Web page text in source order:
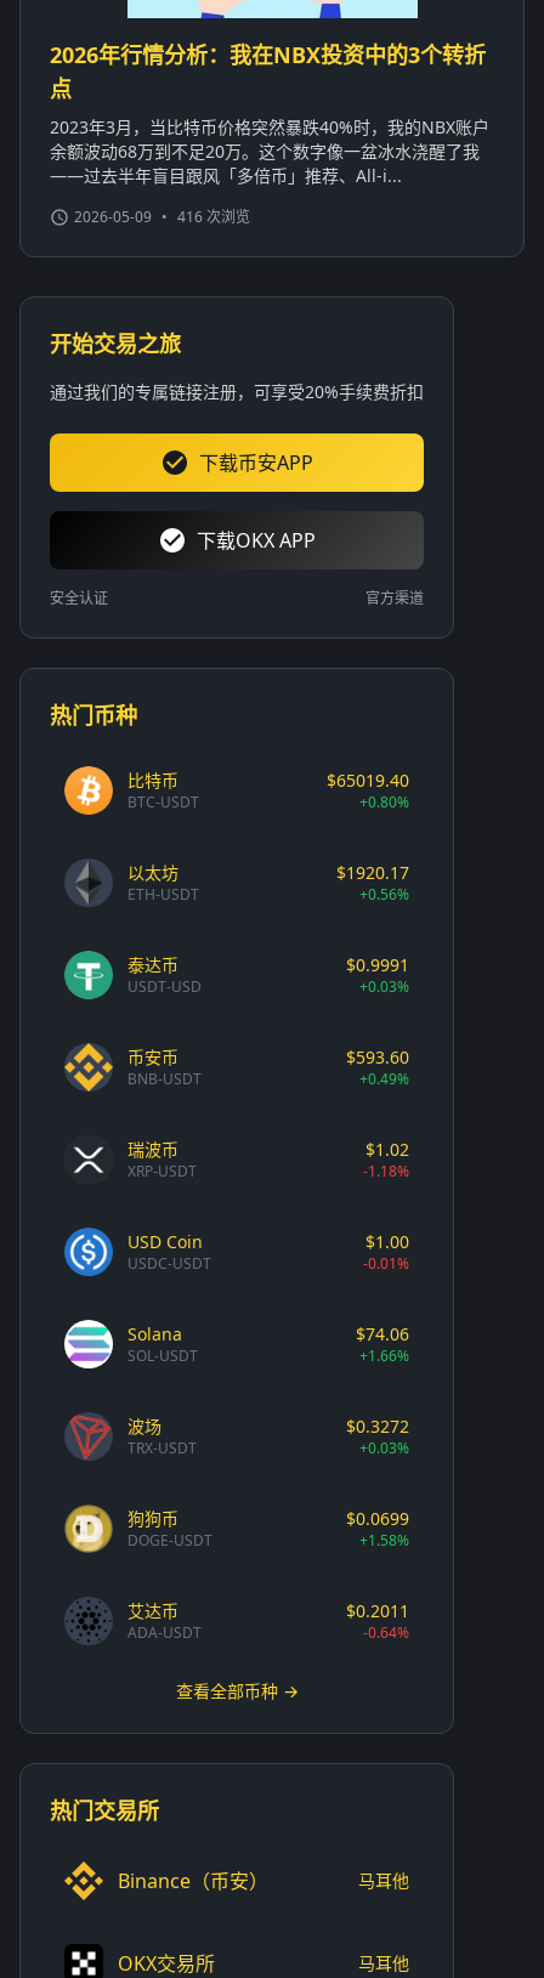
2026年行情分析：我在NBX投资中的3个转折
点
2023年3月，当比特币价格突然暴跌40%时，我的NBX账户
余额波动68万到不足20万。这个数字像一盆冰水浇醒了我
——过去半年盲目跟风「多倍币」推荐、All-i...
2026-05-09 • 416 次浏览
开始交易之旅
通过我们的专属链接注册，可享受20%手续费折扣
下载币安APP
下载OKX APP
安全认证 官方渠道
热门币种
比特币
BTC-USDT
$65019.40
+0.80%
以太坊
ETH-USDT
$1920.17
+0.56%
泰达币
USDT-USD
$0.9991
+0.03%
币安币
BNB-USDT
$593.60
+0.49%
瑞波币
XRP-USDT
$1.02
-1.18%
USD Coin
USDC-USDT
$1.00
-0.01%
Solana
SOL-USDT
$74.06
+1.66%
波场
TRX-USDT
$0.3272
+0.03%
狗狗币
DOGE-USDT
$0.0699
+1.58%
艾达币
ADA-USDT
$0.2011
-0.64%
查看全部币种 →
热门交易所
Binance（币安） 马耳他
OKX交易所 马耳他